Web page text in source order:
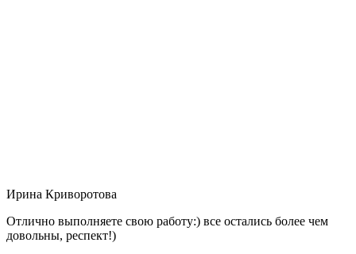
Ирина Криворотова
Отлично выполняете свою работу:) все остались более чем
довольны, респект!)